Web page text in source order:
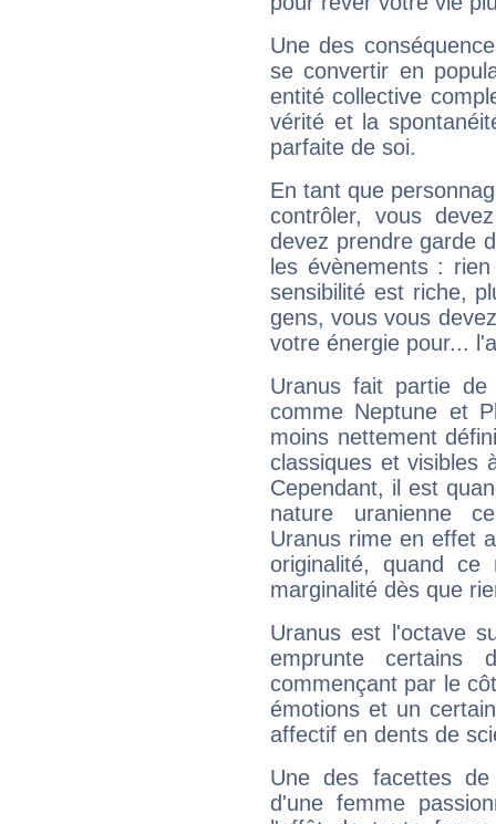
Une des
se convertir en
entité collective
vérité et la
parfaite de soi.
En tant que
contrôler, vous
devez prendre garde
les évènements :
sensibilité est riche,
gens, vous vous
votre énergie pour...
Uranus fait partie
comme Neptune et
moins nettement
classiques et visibles
Cependant, il est
nature uranienne
Uranus rime en effet
originalité, quand ce
marginalité dès que
Uranus est l'octave
emprunte
commençant par le
émotions et un
affectif en dents de
Une des facettes
d'une femme